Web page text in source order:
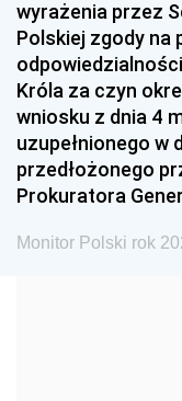
1990
1987
1984
1981
1978
1975
wyrażenia przez
Polskiej zgody na
Króla za czyn
wniosku z dnia 4
uzupełnionego w
przedłożonego
Prokuratora
Monitor Polski rok